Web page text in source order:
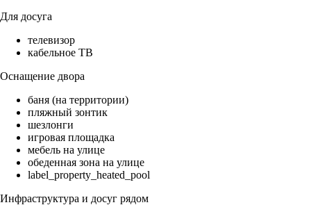
Для досуга
телевизор
кабельное ТВ
Оснащение двора
баня (на территории)
пляжный зонтик
шезлонги
игровая площадка
мебель на улице
обеденная зона на улице
label_property_heated_pool
Инфраструктура и досуг рядом